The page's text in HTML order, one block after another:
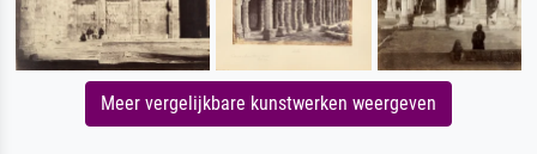
Meer vergelijkbare kunstwerken weergeven